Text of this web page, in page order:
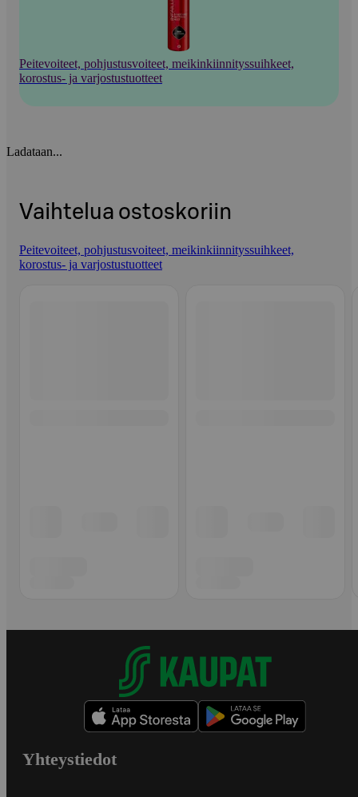
Peitevoiteet, pohjustusvoiteet, meikinkiinnityssuihkeet,
korostus- ja varjostustuotteet
Ladataan...
Vaihtelua ostoskoriin
Peitevoiteet, pohjustusvoiteet, meikinkiinnityssuihkeet,
korostus- ja varjostustuotteet
Yhteystiedot